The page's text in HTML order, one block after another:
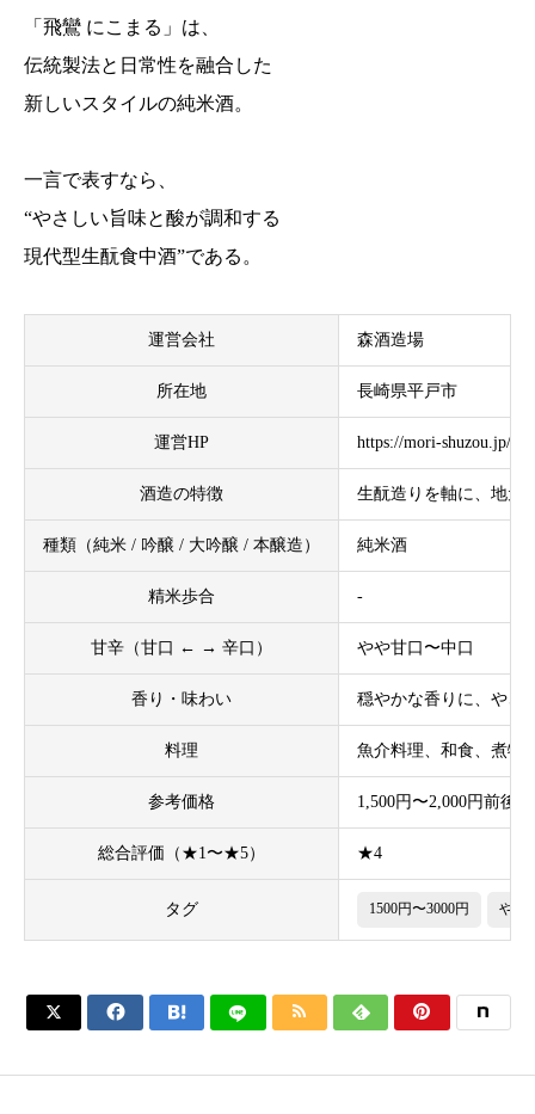
「飛鸞 にこまる」は、
伝統製法と日常性を融合した
新しいスタイルの純米酒。
一言で表すなら、
“やさしい旨味と酸が調和する
現代型生酛食中酒”である。
運営会社 森酒造場
所在地 長崎県平戸市
運営HP https://mori-shuzou.jp/
酒造の特徴 生酛造りを軸に、地元
種類（純米 / 吟醸 / 大吟醸 / 本醸造） 純米酒
精米歩合 -
甘辛（甘口 ← → 辛口） やや甘口〜中口
香り・味わい 穏やかな香りに、やさ
料理 魚介料理、和食、煮物
参考価格 1,500円〜2,000円前後
総合評価（★1〜★5） ★4
タグ 1500円〜3000円 やや
     